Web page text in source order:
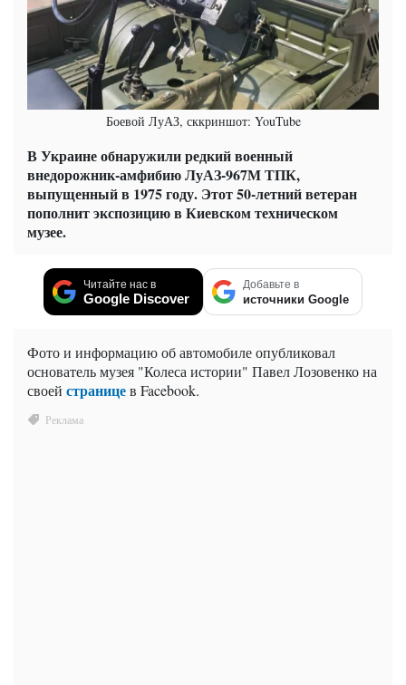
Боевой ЛуАЗ, сккриншот: YouTube
В Украине обнаружили редкий военный
внедорожник-амфибию ЛуАЗ-967М ТПК,
выпущенный в 1975 году. Этот 50-летний ветеран
пополнит экспозицию в Киевском техническом
музее.
Читайте нас в
Google Discover
Добавьте в
источники Google
Фото и информацию об автомобиле опубликовал
основатель музея "Колеса истории" Павел Лозовенко на
своей страницев Facebook.